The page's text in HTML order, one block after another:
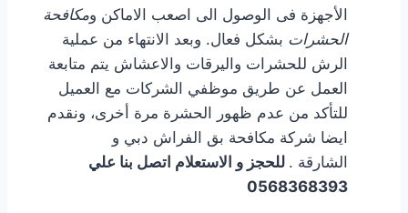
الأجهزة فى الوصول الى اصعب الاماكن ومكافحة
الحشرات بشكل فعال. وبعد الانتهاء من عملية
الرش للحشرات واليرقات والاعشاش يتم متابعة
العمل عن طريق موظفي الشركات مع العميل
للتأكد من عدم ظهور الحشرة مرة أخرى، ونقدم
ايضا شركة مكافحة بق الفراش دبي و
الشارقة . للحجز و الاستعلام اتصل بنا علي
0568368393